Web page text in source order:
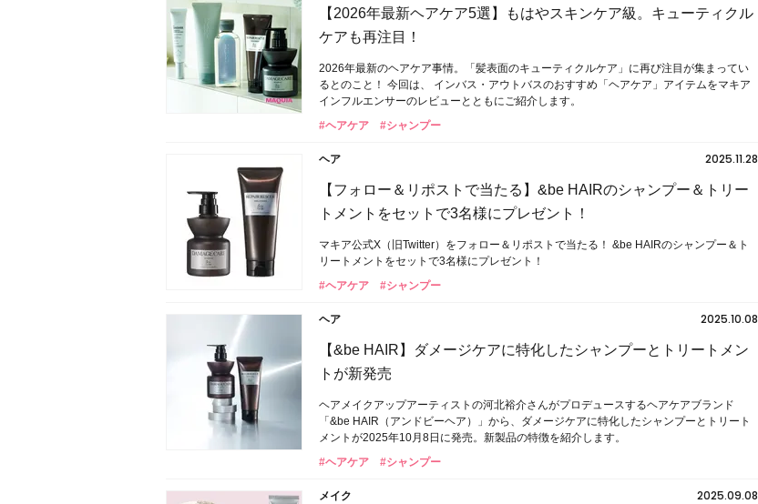
【2026年最新ヘアケア5選】もはやスキンケア級。キューティクル
ケアも再注目！
2026年最新のヘアケア事情。「髪表面のキューティクルケア」に再び注目が集まってい
るとのこと！ 今回は、 インバス・アウトバスのおすすめ「ヘアケア」アイテムをマキア
インフルエンサーのレビューとともにご紹介します。
#ヘアケア
#シャンプー
ヘア
2025.11.28
【フォロー＆リポストで当たる】&be HAIRのシャンプー＆トリー
トメントをセットで3名様にプレゼント！
マキア公式X（旧Twitter）をフォロー＆リポストで当たる！ &be HAIRのシャンプー＆ト
リートメントをセットで3名様にプレゼント！
#ヘアケア
#シャンプー
ヘア
2025.10.08
【&be HAIR】ダメージケアに特化したシャンプーとトリートメン
トが新発売
ヘアメイクアップアーティストの河北裕介さんがプロデュースするヘアケアブランド
「&be HAIR（アンドビーヘア）」から、ダメージケアに特化したシャンプーとトリート
メントが2025年10⽉8日に発売。新製品の特徴を紹介します。
#ヘアケア
#シャンプー
メイク
2025.09.08